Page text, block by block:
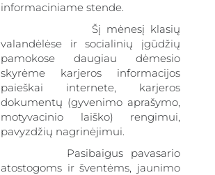
informaciniame stende.
Šį mėnesį klasių
valandėlėse ir socialinių įgūdžių
pamokose daugiau dėmesio
skyrėme karjeros informacijos
paieškai internete, karjeros
dokumentų (gyvenimo aprašymo,
motyvacinio laiško) rengimui,
pavyzdžių nagrinėjimui.
Pasibaigus pavasario
atostogoms ir šventėms, jaunimo